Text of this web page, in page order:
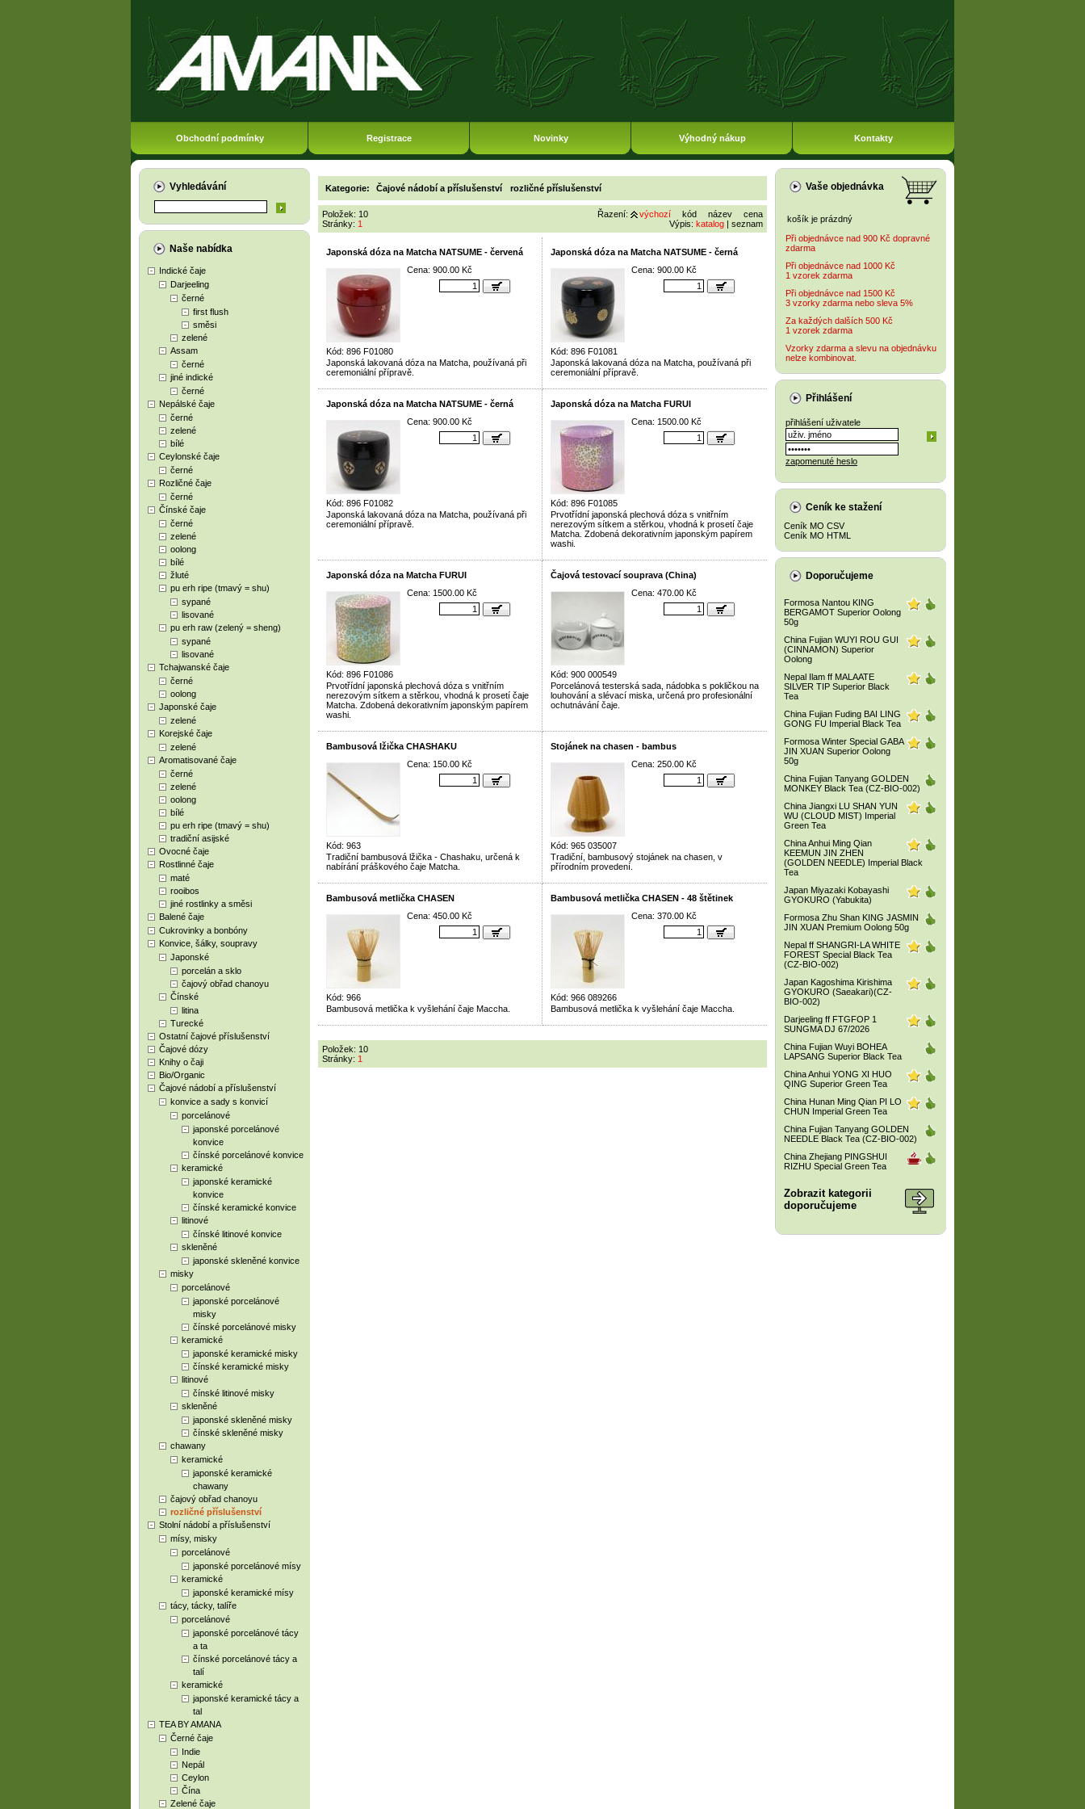
Obchodní podmínky Registrace Novinky Výhodný nákup Kontakty
Vyhledávání
Naše nabídka
Indické čaje
Darjeeling
černé
first flush
směsi
zelené
Assam
černé
jiné indické
černé
Nepálské čaje
černé
zelené
bílé
Ceylonské čaje
černé
Rozličné čaje
černé
Čínské čaje
černé
zelené
oolong
bílé
žluté
pu erh ripe (tmavý = shu)
sypané
lisované
pu erh raw (zelený = sheng)
sypané
lisované
Tchajwanské čaje
černé
oolong
Japonské čaje
zelené
Korejské čaje
zelené
Aromatisované čaje
černé
zelené
oolong
bílé
pu erh ripe (tmavý = shu)
tradiční asijské
Ovocné čaje
Rostlinné čaje
maté
rooibos
jiné rostlinky a směsi
Balené čaje
Cukrovinky a bonbóny
Konvice, šálky, soupravy
Japonské
porcelán a sklo
čajový obřad chanoyu
Čínské
litina
Turecké
Ostatní čajové příslušenství
Čajové dózy
Knihy o čaji
Bio/Organic
Čajové nádobí a příslušenství
konvice a sady s konvicí
porcelánové
japonské porcelánové
konvice
čínské porcelánové konvice
keramické
japonské keramické
konvice
čínské keramické konvice
litinové
čínské litinové konvice
skleněné
japonské skleněné konvice
misky
porcelánové
japonské porcelánové
misky
čínské porcelánové misky
keramické
japonské keramické misky
čínské keramické misky
litinové
čínské litinové misky
skleněné
japonské skleněné misky
čínské skleněné misky
chawany
keramické
japonské keramické
chawany
čajový obřad chanoyu
rozličné příslušenství
Stolní nádobí a příslušenství
mísy, misky
porcelánové
japonské porcelánové mísy
keramické
japonské keramické mísy
tácy, tácky, talíře
porcelánové
japonské porcelánové tácy
a ta
čínské porcelánové tácy a
talí
keramické
japonské keramické tácy a
tal
TEA BY AMANA
Černé čaje
Indie
Nepál
Ceylon
Čína
Zelené čaje
Kategorie: Čajové nádobí a příslušenství rozličné příslušenství
Řazení: výchozí kód název
cena
Výpis: katalog | seznam
Položek: 10
Stránky: 1
Japonská dóza na Matcha NATSUME - červená
Kód: 896 F01080
Cena: 900.00 Kč
Japonská lakovaná dóza na Matcha, používaná při
ceremoniální přípravě.
Japonská dóza na Matcha NATSUME - černá
Kód: 896 F01081
Cena: 900.00 Kč
Japonská lakovaná dóza na Matcha, používaná při
ceremoniální přípravě.
Japonská dóza na Matcha NATSUME - černá
Kód: 896 F01082
Cena: 900.00 Kč
Japonská lakovaná dóza na Matcha, používaná při
ceremoniální přípravě.
Japonská dóza na Matcha FURUI
Kód: 896 F01085
Cena: 1500.00 Kč
Prvotřídní japonská plechová dóza s vnitřním
nerezovým sítkem a stěrkou, vhodná k prosetí čaje
Matcha. Zdobená dekorativním japonským papírem
washi.
Japonská dóza na Matcha FURUI
Kód: 896 F01086
Cena: 1500.00 Kč
Prvotřídní japonská plechová dóza s vnitřním
nerezovým sítkem a stěrkou, vhodná k prosetí čaje
Matcha. Zdobená dekorativním japonským papírem
washi.
Čajová testovací souprava (China)
Kód: 900 000549
Cena: 470.00 Kč
Porcelánová testerská sada, nádobka s pokličkou na
louhování a slévací miska, určená pro profesionální
ochutnávání čaje.
Bambusová lžička CHASHAKU
Kód: 963
Cena: 150.00 Kč
Tradiční bambusová lžička - Chashaku, určená k
nabírání práškového čaje Matcha.
Stojánek na chasen - bambus
Kód: 965 035007
Cena: 250.00 Kč
Tradiční, bambusový stojánek na chasen, v
přírodním provedení.
Bambusová metlička CHASEN
Kód: 966
Cena: 450.00 Kč
Bambusová metlička k vyšlehání čaje Maccha.
Bambusová metlička CHASEN - 48 štětinek
Kód: 966 089266
Cena: 370.00 Kč
Bambusová metlička k vyšlehání čaje Maccha.
Položek: 10
Stránky: 1
Vaše objednávka
košík je prázdný
Při objednávce nad 900 Kč dopravné
zdarma
Při objednávce nad 1000 Kč
1 vzorek zdarma
Při objednávce nad 1500 Kč
3 vzorky zdarma nebo sleva 5%
Za každých dalších 500 Kč
1 vzorek zdarma
Vzorky zdarma a slevu na objednávku
nelze kombinovat.
Přihlášení
přihlášení uživatele
zapomenuté heslo
Ceník ke stažení
Ceník MO CSV
Ceník MO HTML
Doporučujeme
Formosa Nantou KING
BERGAMOT Superior Oolong
50g
China Fujian WUYI ROU GUI
(CINNAMON) Superior
Oolong
Nepal Ilam ff MALAATE
SILVER TIP Superior Black
Tea
China Fujian Fuding BAI LING
GONG FU Imperial Black Tea
Formosa Winter Special GABA
JIN XUAN Superior Oolong
50g
China Fujian Tanyang GOLDEN
MONKEY Black Tea (CZ-BIO-002)
China Jiangxi LU SHAN YUN
WU (CLOUD MIST) Imperial
Green Tea
China Anhui Ming Qian
KEEMUN JIN ZHEN
(GOLDEN NEEDLE) Imperial Black
Tea
Japan Miyazaki Kobayashi
GYOKURO (Yabukita)
Formosa Zhu Shan KING JASMIN
JIN XUAN Premium Oolong 50g
Nepal ff SHANGRI-LA WHITE
FOREST Special Black Tea
(CZ-BIO-002)
Japan Kagoshima Kirishima
GYOKURO (Saeakari)(CZ-
BIO-002)
Darjeeling ff FTGFOP 1
SUNGMA DJ 67/2026
China Fujian Wuyi BOHEA
LAPSANG Superior Black Tea
China Anhui YONG XI HUO
QING Superior Green Tea
China Hunan Ming Qian PI LO
CHUN Imperial Green Tea
China Fujian Tanyang GOLDEN
NEEDLE Black Tea (CZ-BIO-002)
China Zhejiang PINGSHUI
RIZHU Special Green Tea
Zobrazit kategorii
doporučujeme